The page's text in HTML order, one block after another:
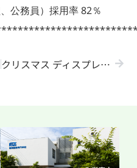
公務員）採用率 82％
クリスマス ディスプレイ！